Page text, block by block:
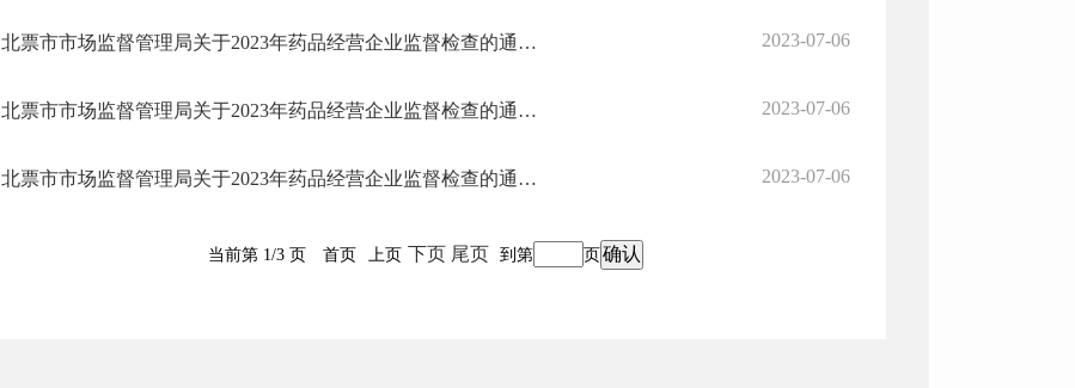
北票市市场监督管理局关于2023年药品经营企业监督检查的通告（三） 2023-07-06
北票市市场监督管理局关于2023年药品经营企业监督检查的通告（二） 2023-07-06
北票市市场监督管理局关于2023年药品经营企业监督检查的通告（一） 2023-07-06
当前第 1/3 页 首页 上页 下页 尾页 到第 页